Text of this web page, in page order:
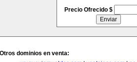
Precio Ofrecido $
Otros dominios en venta: